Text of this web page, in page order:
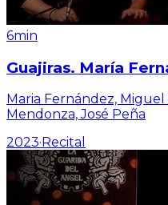
6min
Guajiras. María
Maria Fernández,
Mendonza, José Peña
2023· Recital